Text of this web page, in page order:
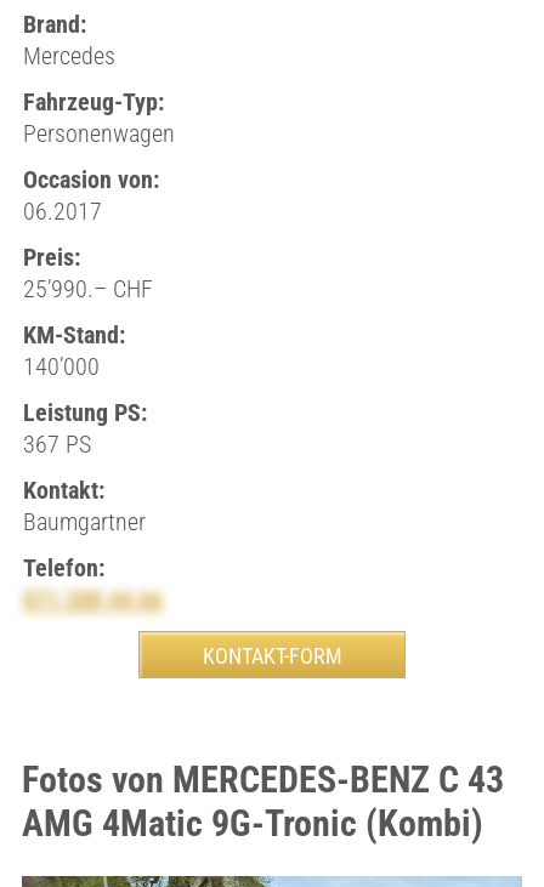
Brand:
Mercedes
Fahrzeug-Typ:
Personenwagen
Occasion von:
06.2017
Preis:
25’990.– CHF
KM-Stand:
140’000
Leistung PS:
367 PS
Kontakt:
Baumgartner
Telefon:
071 288 44 66
Fotos von MERCEDES-BENZ C 43
AMG 4Matic 9G-Tronic (Kombi)